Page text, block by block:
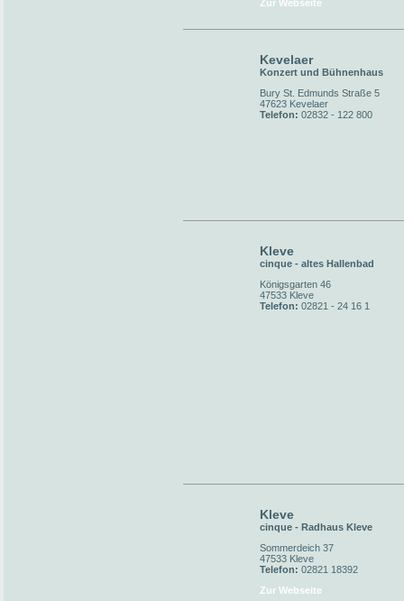
Zur Webseite
Kevelaer
Konzert und Bühnenhaus
Bury St. Edmunds Straße 5
47623 Kevelaer
Telefon: 02832 - 122 800
Kleve
cinque - altes Hallenbad
Königsgarten 46
47533 Kleve
Telefon: 02821 - 24 16 1
Kleve
cinque - Radhaus Kleve
Sommerdeich 37
47533 Kleve
Telefon: 02821 18392
Zur Webseite